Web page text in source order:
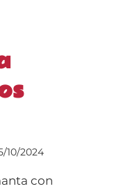
10/2024
con